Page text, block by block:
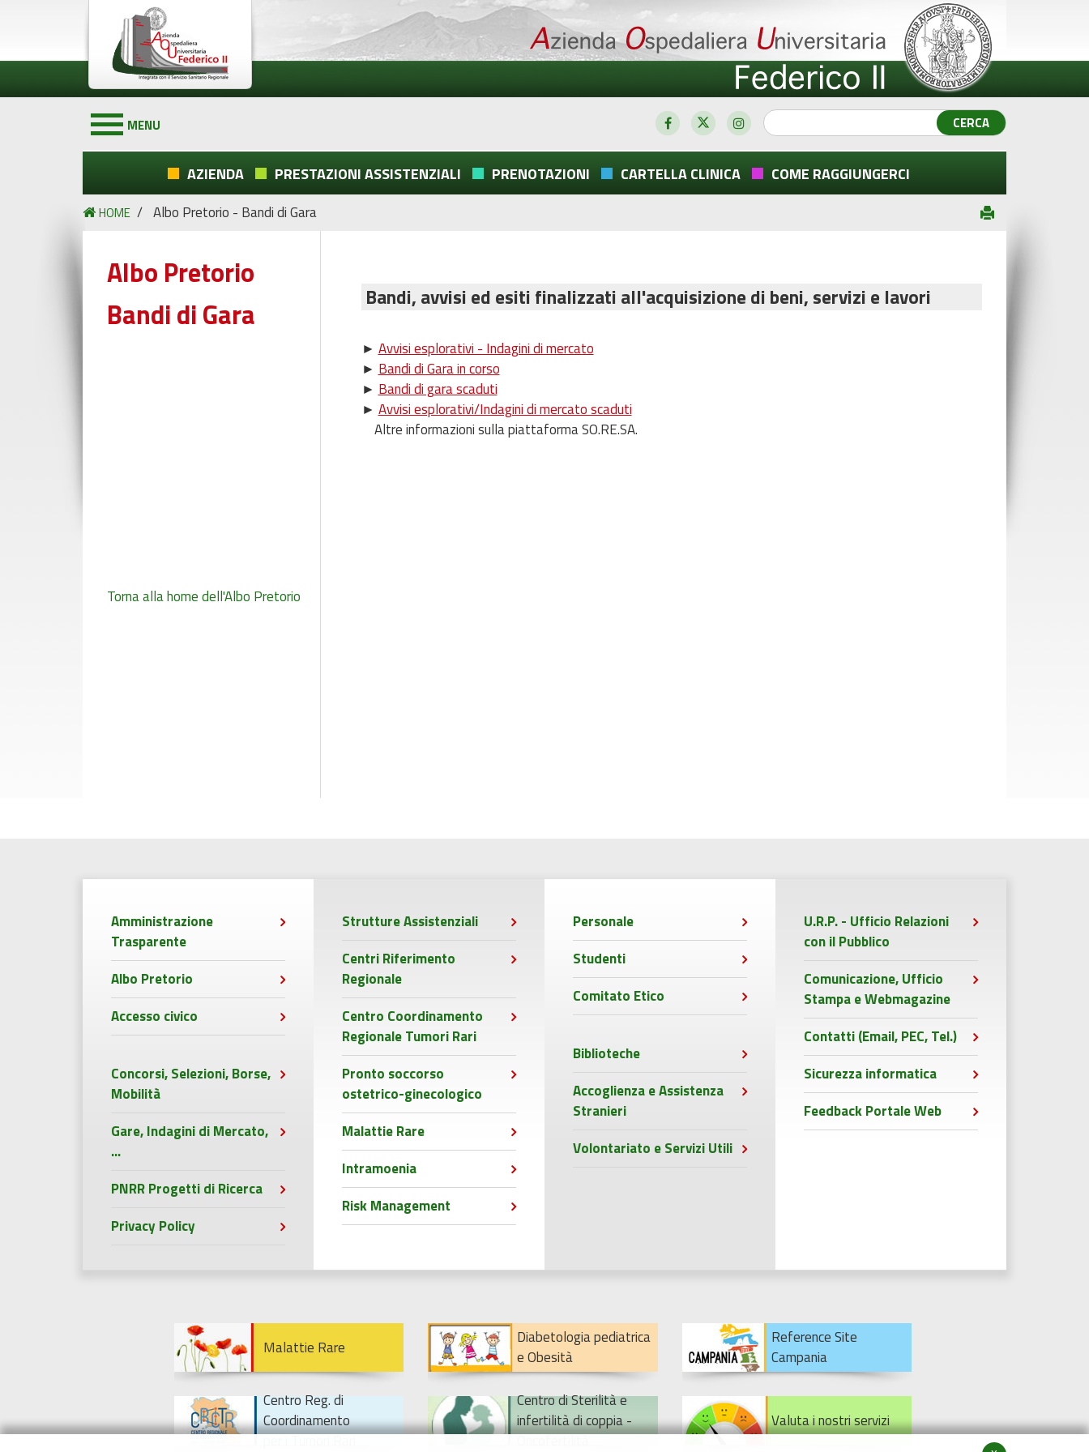
MENU
AZIENDA PRESTAZIONI ASSISTENZIALI PRENOTAZIONI CARTELLA CLINICA COME RAGGIUNGERCI
HOME / Albo Pretorio - Bandi di Gara
Albo Pretorio
Bandi di Gara
Torna allahomedell'Albo Pretorio
Bandi, avvisi ed esiti finalizzati all'acquisizione di beni, servizi e lavori
► Avvisi esplorativi - Indagini di mercato
► Bandi di Gara in corso
► Bandi di gara scaduti
► Avvisi esplorativi/Indagini di mercato scaduti
Altre informazioni sulla piattaforma SO.RE.SA.
Amministrazione
Trasparente
Albo Pretorio
Accesso civico
Concorsi, Selezioni, Borse,
Mobilità
Gare, Indagini di Mercato,
...
PNRR Progetti di Ricerca
Privacy Policy
Strutture Assistenziali
Centri Riferimento
Regionale
Centro Coordinamento
Regionale Tumori Rari
Pronto soccorso
ostetrico-ginecologico
Malattie Rare
Intramoenia
Risk Management
Personale
Studenti
Comitato Etico
Biblioteche
Accoglienza e Assistenza
Stranieri
Volontariato e Servizi Utili
U.R.P. - Ufficio Relazioni
con il Pubblico
Comunicazione, Ufficio
Stampa e Webmagazine
Contatti (Email, PEC, Tel.)
Sicurezza informatica
Feedback Portale Web
Malattie Rare
Diabetologia pediatrica
e Obesità
Reference Site
Campania
Centro Reg. di
Coordinamento
per i Tumori Rari
Centro di Sterilità e
infertilità di coppia -
Oncofertilità
Valuta i nostri servizi